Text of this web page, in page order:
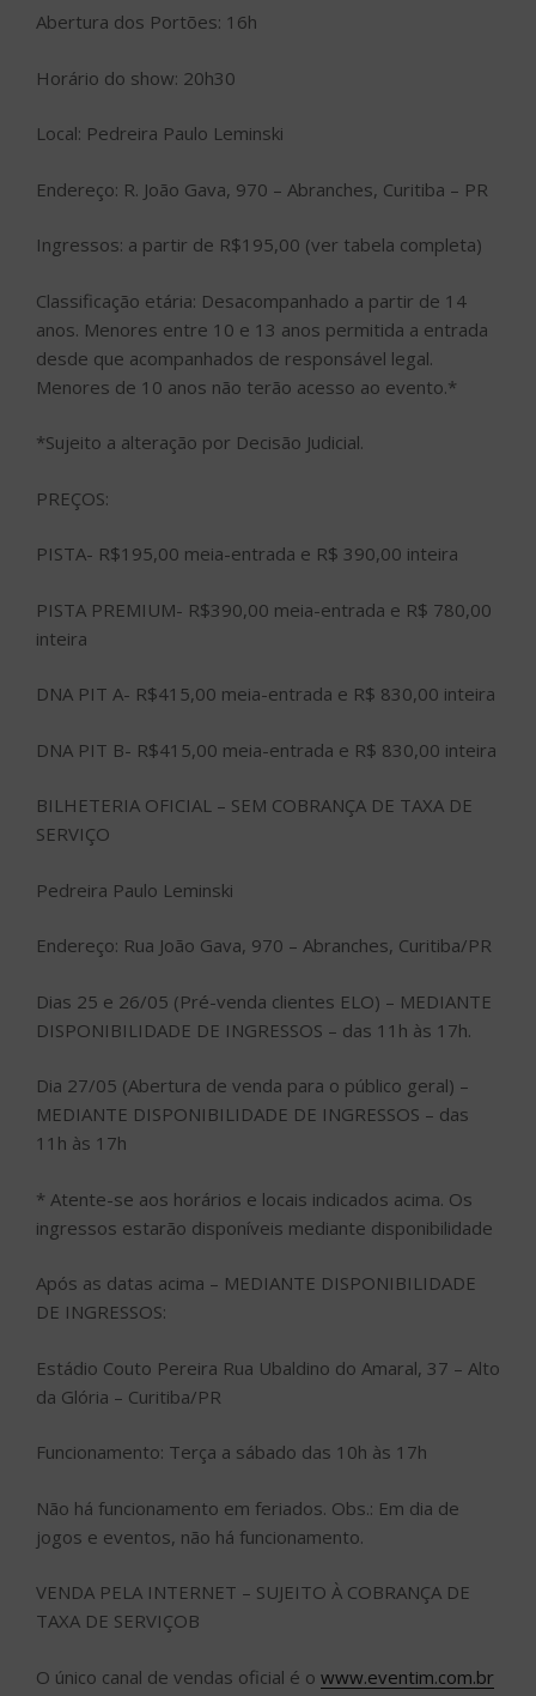
Abertura dos Portões: 16h
Horário do show: 20h30
Local: Pedreira Paulo Leminski
Endereço: R. João Gava, 970 – Abranches, Curitiba – PR
Ingressos: a partir de R$195,00 (ver tabela completa)
Classificação etária: Desacompanhado a partir de 14
anos. Menores entre 10 e 13 anos permitida a entrada
desde que acompanhados de responsável legal.
Menores de 10 anos não terão acesso ao evento.*
*Sujeito a alteração por Decisão Judicial.
PREÇOS:
PISTA- R$195,00 meia-entrada e R$ 390,00 inteira
PISTA PREMIUM- R$390,00 meia-entrada e R$ 780,00
inteira
DNA PIT A- R$415,00 meia-entrada e R$ 830,00 inteira
DNA PIT B- R$415,00 meia-entrada e R$ 830,00 inteira
BILHETERIA OFICIAL – SEM COBRANÇA DE TAXA DE
SERVIÇO
Pedreira Paulo Leminski
Endereço: Rua João Gava, 970 – Abranches, Curitiba/PR
Dias 25 e 26/05 (Pré-venda clientes ELO) – MEDIANTE
DISPONIBILIDADE DE INGRESSOS – das 11h às 17h.
Dia 27/05 (Abertura de venda para o público geral) –
MEDIANTE DISPONIBILIDADE DE INGRESSOS – das
11h às 17h
* Atente-se aos horários e locais indicados acima. Os
ingressos estarão disponíveis mediante disponibilidade
Após as datas acima – MEDIANTE DISPONIBILIDADE
DE INGRESSOS:
Estádio Couto Pereira Rua Ubaldino do Amaral, 37 – Alto
da Glória – Curitiba/PR
Funcionamento: Terça a sábado das 10h às 17h
Não há funcionamento em feriados. Obs.: Em dia de
jogos e eventos, não há funcionamento.
VENDA PELA INTERNET – SUJEITO À COBRANÇA DE
TAXA DE SERVIÇOB
O único canal de vendas oficial é o www.eventim.com.br